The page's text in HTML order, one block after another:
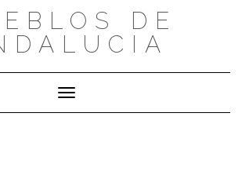
DE
Cambiar modo de navegación